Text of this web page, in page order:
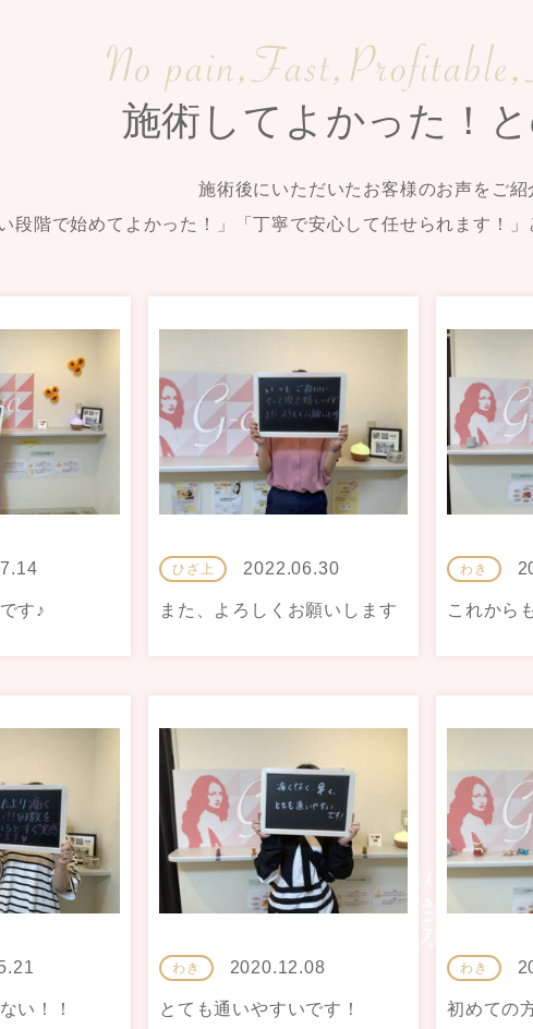
お客様の
施術してよかった！
施術後にいただいたお客様のお声をご紹
い段階で始めてよかった！」「丁寧で安心して任せられます！
す♪
ひざ上 2022.06.30
また、よろしくお願いします
わき
これから
い！！
わき 2020.12.08
とても通いやすいです！
わき
初めての